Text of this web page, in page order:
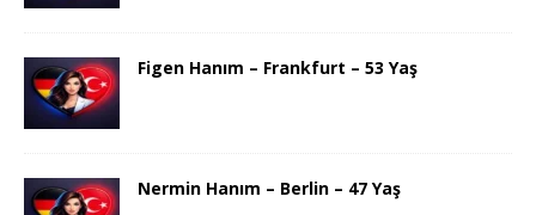
Figen Hanım – Frankfurt – 53 Yaş
Nermin Hanım – Berlin – 47 Yaş